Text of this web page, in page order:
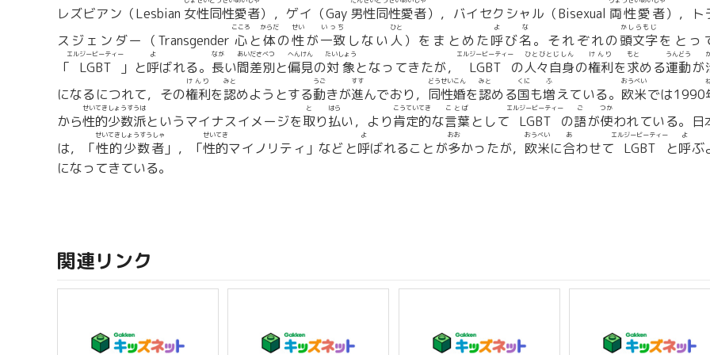
レズビアン（Lesbian 女性同性愛者），ゲイ（Gay 男性同性愛者），バイセクシャル（Bisexual 両性愛者），ト
スジェンダー（Transgender 心
こころ
と体
からだ
の性
せい
が一致
いっち
しない人
ひと
）をまとめた呼
よ
び名
な
。それぞれの頭文字
かしらもじ
をとっ
「
LGBT
エルジービーティー
」と呼
よ
ばれる。 長
なが
い間差別
あいださべつ
と偏見
へんけん
の対象
たいしょう
となってきたが， LGBT
エルジービーティー
の人々自身
ひとびとじしん
の権利
けんり
を求
もと
める運動
うんどう
が
になるにつれて，その権利
けんり
を認
みと
めようとする動
うご
きが進
すす
んでおり， 同性婚
どうせいこん
を認
みと
める国
くに
も増
ふ
えている。 欧米
おうべい
では1990
から性的少数派
せいてきしょうすうは
というマイナスイメージを取
と
り払
はら
い，より肯定的
こうていてき
な言葉
ことば
として LGBT
エルジービーティー
の語
ご
が使
つか
われている。日
は，「性的少数者
せいてきしょうすうしゃ
」，「性的
せいてき
マイノリティ」などと呼
よ
ばれることが多
おお
かったが， 欧米
おうべい
に合
あ
わせて LGBT
エルジービーティー
と呼
よ
ぶ
になってきている。
関連リンク